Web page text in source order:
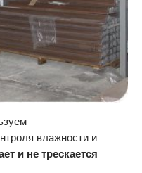
влажности и
и не трескается